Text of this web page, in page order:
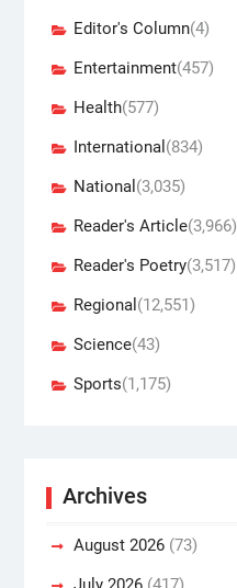
Editor's Column(4)
Entertainment(457)
Health(577)
International (834)
National (3,035)
Reader's Article(3,966)
Reader's Poetry(3,517)
Regional (12,551)
Science(43)
Sports(1,175)
Archives
August 2026(73)